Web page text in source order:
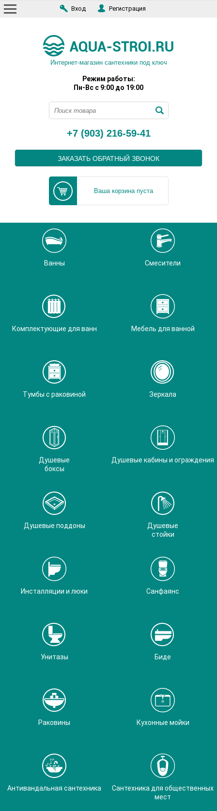
Вход Регистрация
Интернет-магазин сантехники под ключ
Режим работы:
Пн-Вс с 9:00 до 19:00
+7 (903) 216-59-41
ЗАКАЗАТЬ ОБРАТНЫЙ ЗВОНОК
Ваша корзина пуста
Ванны Смесители
Комплектующие для ванн Мебель для ванной
Тумбы с раковиной Зеркала
Душевые
боксы
Душевые кабины и ограждения
Душевые поддоны
Душевые
стойки
Инсталляции и люки Санфаянс
Унитазы Биде
Раковины Кухонные мойки
Антивандальная сантехника
Сантехника для общественных
мест